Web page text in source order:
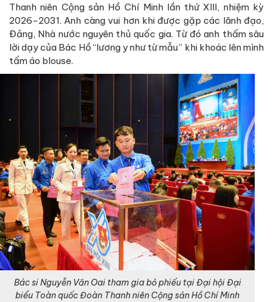
Thanh niên Cộng sản Hồ Chí Minh lần thứ XIII, nhiệm kỳ
2026-2031. Anh càng vui hơn khi được gặp các lãnh đạo,
Đảng, Nhà nước nguyên thủ quốc gia. Từ đó anh thấm sâu
lời dạy của Bác Hồ “lương y như từ mẫu” khi khoác lên mình
tấm áo blouse.
Bác si Nguyễn Văn Oai tham gia bỏ phiếu tại Đại hội Đại
biểu Toàn quốc Đoàn Thanh niên Cộng sản Hồ Chí Minh